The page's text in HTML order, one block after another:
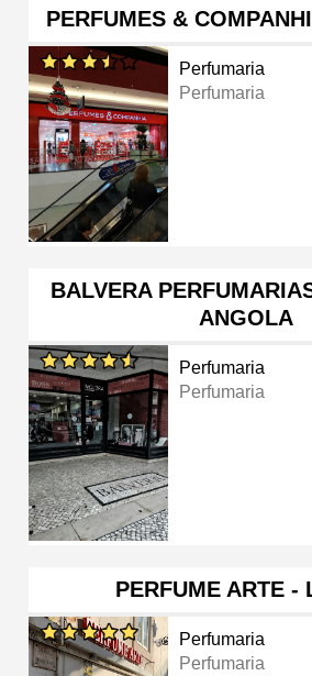
PERFUMES &
Perfumaria
Perfumaria
BALVERA
ANGOLA
Perfumaria
Perfumaria
PERFUME ARTE -
Perfumaria
Perfumaria